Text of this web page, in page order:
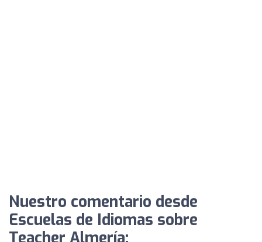
Nuestro comentario desde
Escuelas de Idiomas sobre